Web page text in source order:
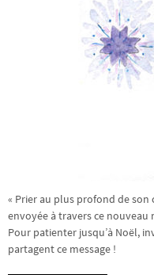
« Prier au plus profond de son
envoyée à travers ce nouveau
Pour patienter jusqu’à Noël,
partagent ce message !